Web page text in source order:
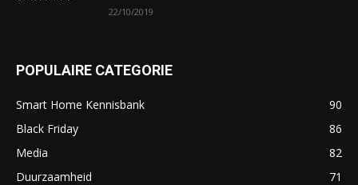
22/10/2019
POPULAIRE CATEGORIE
Smart Home Kennisbank
90
Black Friday
86
Media
82
Duurzaamheid
71